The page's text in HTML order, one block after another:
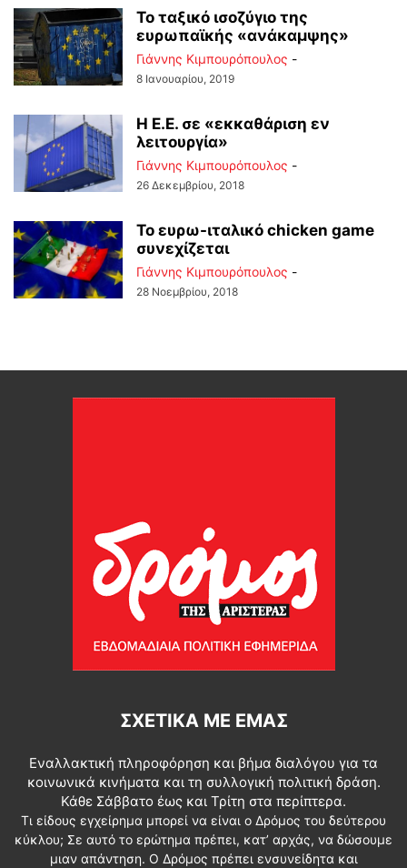
Το ταξικό ισοζύγιο της
ευρωπαϊκής «ανάκαμψης»
Γιάννης Κιμπουρόπουλος -
8 Ιανουαρίου, 2019
Η Ε.Ε. σε «εκκαθάριση εν
λειτουργία»
Γιάννης Κιμπουρόπουλος -
26 Δεκεμβρίου, 2018
Το ευρω-ιταλικό chicken game
συνεχίζεται
Γιάννης Κιμπουρόπουλος -
28 Νοεμβρίου, 2018
ΣΧΕΤΙΚΆ ΜΕ ΕΜΆΣ
Εναλλακτική πληροφόρηση και βήμα διαλόγου για τα
κοινωνικά κινήματα και τη συλλογική πολιτική δράση.
Κάθε Σάββατο έως και Τρίτη στα περίπτερα.
Τι είδους εγχείρημα μπορεί να είναι ο Δρόμος του δεύτερου
κύκλου; Σε αυτό το ερώτημα πρέπει, κατ’ αρχάς, να δώσουμε
μιαν απάντηση. Ο Δρόμος πρέπει ενσυνείδητα και